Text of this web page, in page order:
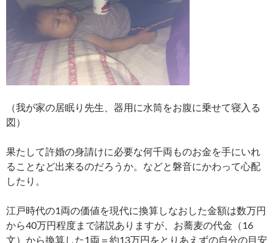
（我が家の居眠り先生、器用に水筒をお腹に乗せて寝入る
図）
果たして許婚の身請けに必要な何千両ものお金を手にいれ
ることなど出来るのだろうか。などと磐音にかわって心配
したり。
江戸時代の1両の価値を現代に換算しなおした金額は数万円
から40万円程度まで諸説ありますが、お蕎麦の代金（16
文）から換算した1両＝約13万円をとりあえずの自分の目安